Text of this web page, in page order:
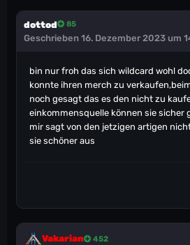
dottod 85
Geschrieben 16. Dezember 2023 um
bin nur froh das sich wildcard wohl
konnte ihren merch zu
noch gesagt das es den nicht zu
einkommensquelle können sie sicher
mir sagt von den jetzigen artigen
sie schöner aus
Vakarian 452